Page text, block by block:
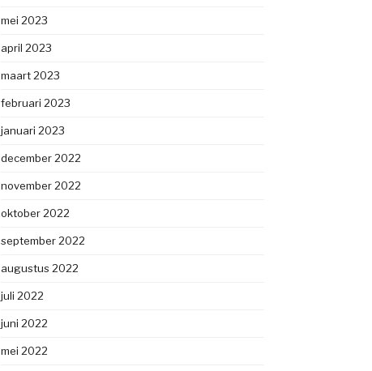
mei 2023
april 2023
maart 2023
februari 2023
januari 2023
december 2022
november 2022
oktober 2022
september 2022
augustus 2022
juli 2022
juni 2022
mei 2022